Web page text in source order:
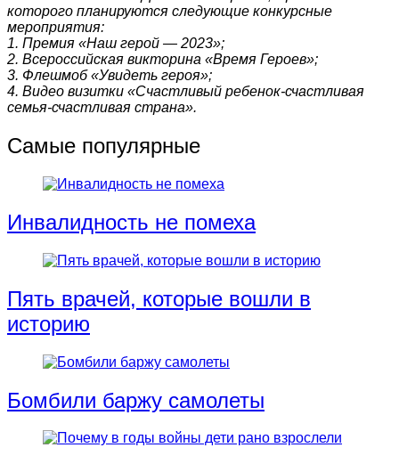
которого планируются следующие конкурсные
мероприятия:
1. Премия «Наш герой — 2023»;
2. Всероссийская викторина «Время Героев»;
3. Флешмоб «Увидеть героя»;
4. Видео визитки «Счастливый ребенок-счастливая
семья-счастливая страна».
Самые популярные
Инвалидность не помеха
Пять врачей, которые вошли в
историю
Бомбили баржу самолеты